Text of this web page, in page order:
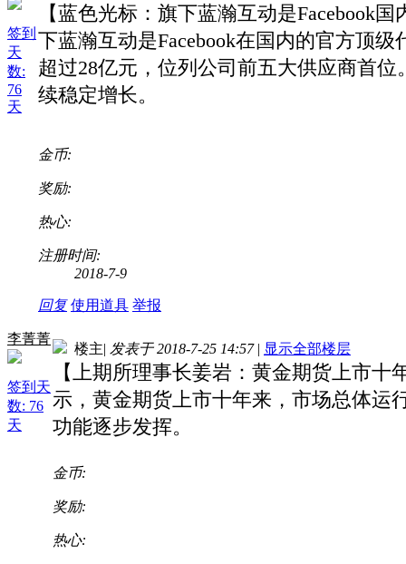
签到
天
数:
76
天
【蓝色光标：旗下蓝瀚互动是Facebook
下蓝瀚互动是Facebook在国内的官方顶
超过28亿元，位列公司前五大供应商首
续稳定增长。
金币:
奖励:
热心:
注册时间:
2018-7-9
回复 使用道具 举报
李菁菁
签到天
数: 76
天
楼主| 发表于 2018-7-25 14:57 | 显示全部楼层
【上期所理事长姜岩：黄金期货上市
示，黄金期货上市十年来，市场总体运
功能逐步发挥。
金币:
奖励:
热心: